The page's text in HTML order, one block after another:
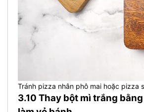
Tránh pizza nhân phô mai hoặc pizza
3.10 Thay bột mì trắng